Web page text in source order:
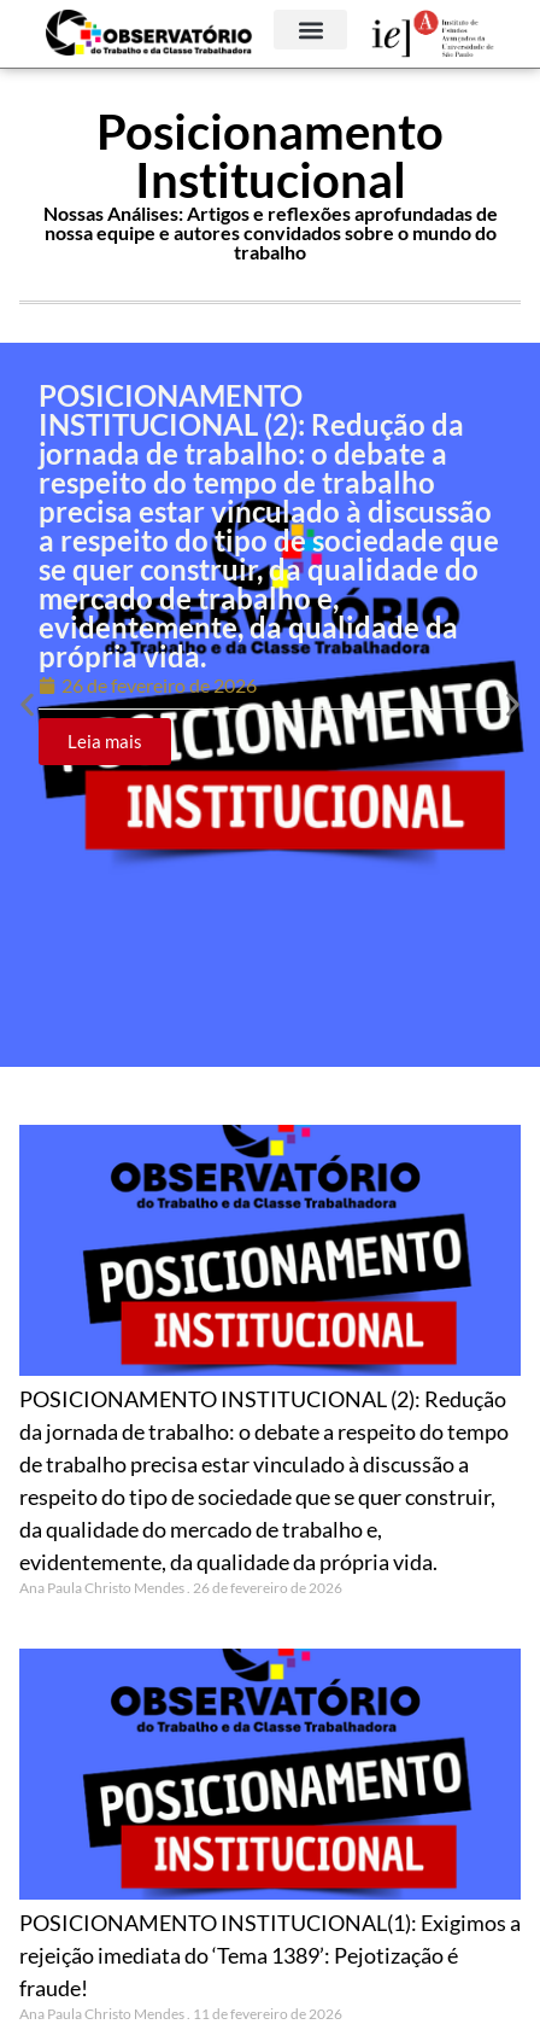
Posicionamento
Institucional
Nossas Análises: Artigos e reflexões aprofundadas de
nossa equipe e autores convidados sobre o mundo do
trabalho
POSICIONAMENTO
INSTITUCIONAL (2): Redução da
jornada de trabalho: o debate a
respeito do tempo de trabalho
precisa estar vinculado à discussão
a respeito do tipo de sociedade que
se quer construir, da qualidade do
mercado de trabalho e,
evidentemente, da qualidade da
própria vida.
26 de fevereiro de 2026
Leia mais
POSICIONAMENTO INSTITUCIONAL (2): Redução
da jornada de trabalho: o debate a respeito do tempo
de trabalho precisa estar vinculado à discussão a
respeito do tipo de sociedade que se quer construir,
da qualidade do mercado de trabalho e,
evidentemente, da qualidade da própria vida.
Ana Paula Christo Mendes 26 de fevereiro de 2026
POSICIONAMENTO INSTITUCIONAL(1): Exigimos a
rejeição imediata do ‘Tema 1389’: Pejotização é
fraude!
Ana Paula Christo Mendes 11 de fevereiro de 2026